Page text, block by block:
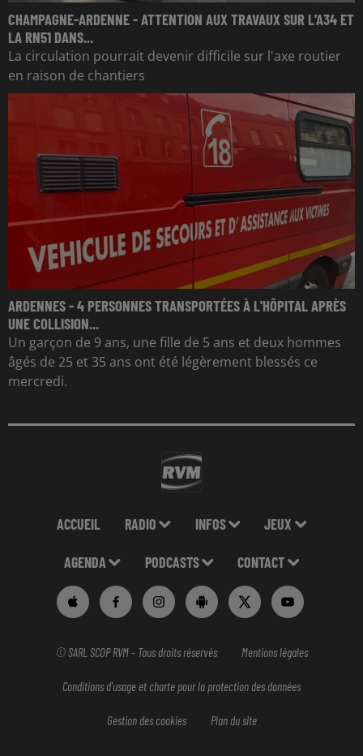
CHAMPAGNE-ARDENNE - ATTENTION AUX TRAVAUX SUR L'A34 ET
LA RN51 DANS...
La circulation pourrait devenir difficile sur l'axe routier
en raison de chantiers
ARDENNES - 4 PERSONNES TRANSPORTÉES À L'HÔPITAL APRÈS
UNE COLLISION...
Un garçon de 9 ans, une fille de 5 ans et deux hommes
âgés de 25 et 35 ans ont été légèrement blessés ce
mercredi.
ACCUEIL RADIO INFOS JEUX
AGENDA PODCASTS CONTACT
© SARL SCOP RVM - Tous droits réservés Mentions légales
Conditions d'usage et charte pour la protection des données
Gestion des cookies Plan du site